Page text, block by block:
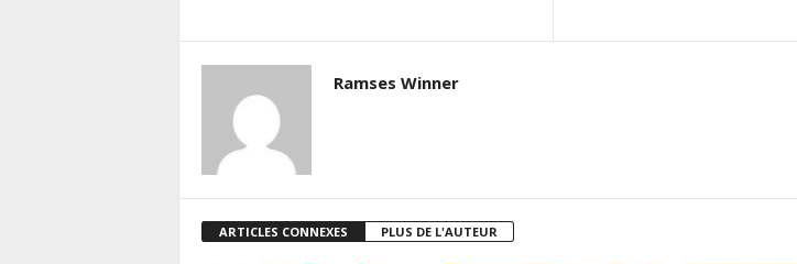
Ramses Winner
ARTICLES CONNEXES PLUS DE L'AUTEUR